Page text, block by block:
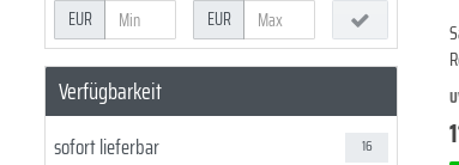
EUR EUR
Verfügbarkeit
sofort lieferbar 16